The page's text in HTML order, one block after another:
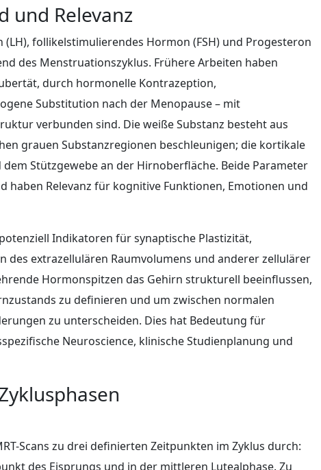
und Relevanz
follikelstimulierendes Hormon (FSH) und Progesteron
des Menstruationszyklus. Frühere Arbeiten haben
durch hormonelle Kontrazeption,
Substitution nach der Menopause – mit
verbunden sind. Die weiße Substanz besteht aus
grauen Substanzregionen beschleunigen; die kortikale
Stützgewebe an der Hirnoberfläche. Beide Parameter
haben Relevanz für kognitive Funktionen, Emotionen und
Indikatoren für synaptische Plastizität,
extrazellulären Raumvolumens und anderer zellulärer
Hormonspitzen das Gehirn strukturell beeinflussen,
zu definieren und um zwischen normalen
zu unterscheiden. Dies hat Bedeutung für
Neuroscience, klinische Studienplanung und
Scans zu drei definierten Zeitpunkten im Zyklus durch:
des Eisprungs und in der mittleren Lutealphase. Zu